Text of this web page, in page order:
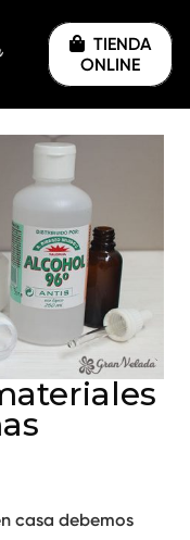
TIENDA
ONLINE
casa debemos